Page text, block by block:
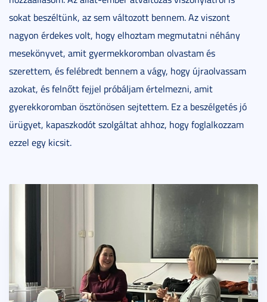
sokat beszéltünk, az sem változott bennem. Az viszont
nagyon érdekes volt, hogy elhoztam megmutatni néhány
mesekönyvet, amit gyermekkoromban olvastam és
szerettem, és felébredt bennem a vágy, hogy újraolvassam
azokat, és felnőtt fejjel próbáljam értelmezni, amit
gyerekkoromban ösztönösen sejtettem. Ez a beszélgetés jó
ürügyet, kapaszkodót szolgáltat ahhoz, hogy foglalkozzam
ezzel egy kicsit.